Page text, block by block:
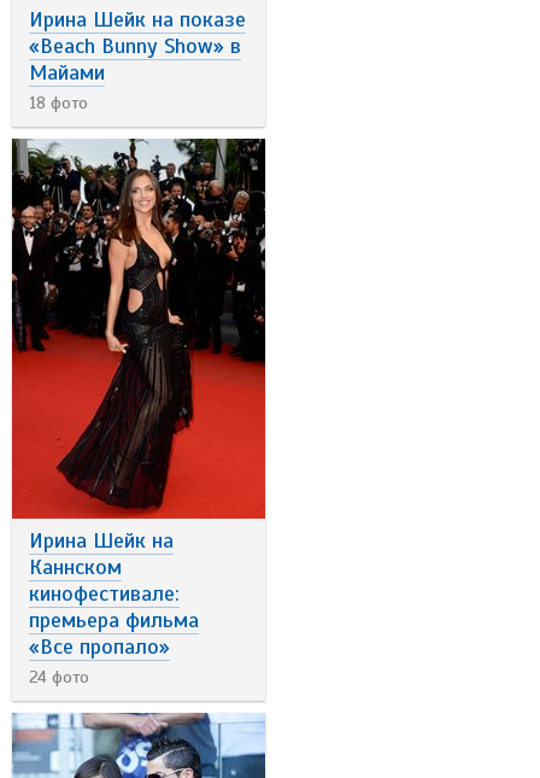
Ирина Шейк на показе
«Beach Bunny Show» в
Майами
18 фото
Ирина Шейк на
Каннском
кинофестивале:
премьера фильма
«Все пропало»
24 фото